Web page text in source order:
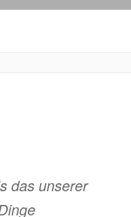
das unserer